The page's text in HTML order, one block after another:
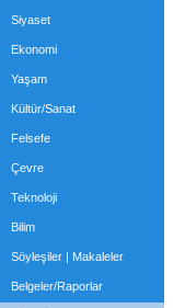
Siyaset
Ekonomi
Yaşam
Kültür/Sanat
Felsefe
Çevre
Teknoloji
Bilim
Söyleşiler | Makaleler
Belgeler/Raporlar